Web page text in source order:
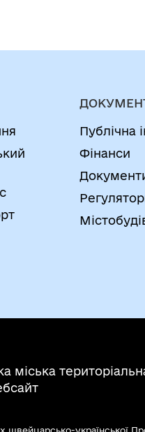
Публічна
Фінанси
міська
швейцарсько-української